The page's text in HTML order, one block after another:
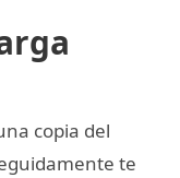
copia del
te